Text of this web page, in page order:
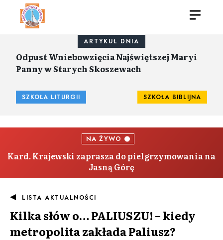
ARTYKUŁ DNIA
Odpust Wniebowzięcia Najświętszej Maryi
Panny w Starych Skoszewach
SZKOŁA LITURGII SZKOŁA BIBLIJNA
NA ŻYWO
Kard. Krajewski zaprasza do pielgrzymowania na
Jasną Górę
LISTA AKTUALNOŚCI
Kilka słów o… PALIUSZU! – kiedy
metropolita zakłada Paliusz?